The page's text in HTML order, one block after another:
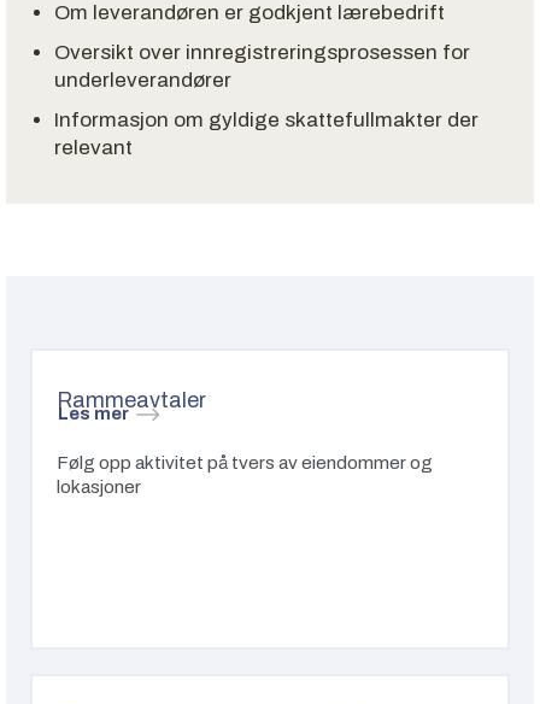
Om leverandøren er godkjent lærebedrift
Oversikt over innregistreringsprosessen for
underleverandører
Informasjon om gyldige skattefullmakter der
relevant
Rammeavtaler
Følg opp aktivitet på tvers av eiendommer og
lokasjoner
Les mer